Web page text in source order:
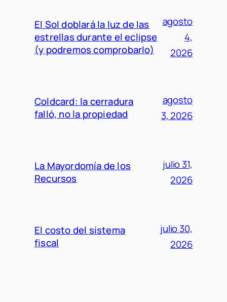
El Sol doblará la luz de las
estrellas durante el eclipse
(y podremos comprobarlo)
agosto
4,
2026
Coldcard: la cerradura
falló, no la propiedad
agosto
3, 2026
La Mayordomía de los
Recursos
julio 31,
2026
El costo del sistema
fiscal
julio 30,
2026